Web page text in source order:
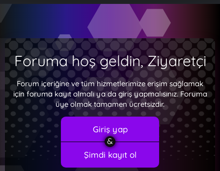
Foruma hoş geldin, Ziyaretçi
Forum içeriğine ve tüm hizmetlerimize erişim sağlamak
için foruma kayıt olmalı ya da giriş yapmalısınız. Foruma
üye olmak tamamen ücretsizdir.
Giriş yap
Şimdi kayıt ol